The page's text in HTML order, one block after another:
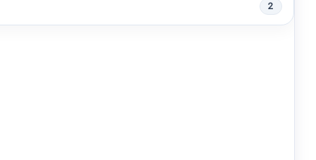
2